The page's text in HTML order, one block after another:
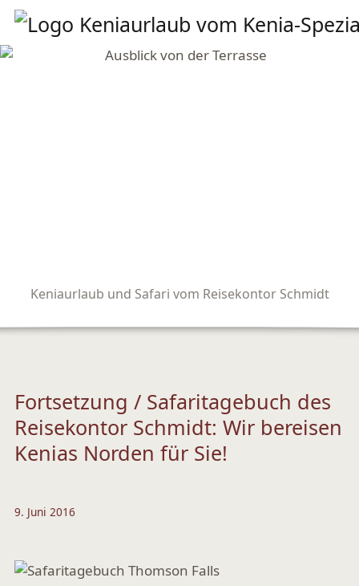
Keniaurlaub und Safari vom Reisekontor Schmidt
Fortsetzung / Safaritagebuch des
Reisekontor Schmidt: Wir bereisen
Kenias Norden für Sie!
9. Juni 2016